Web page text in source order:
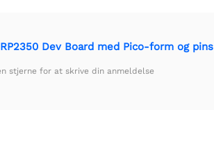
Dev Board med Pico-form og pins
stjerne for at skrive din anmeldelse